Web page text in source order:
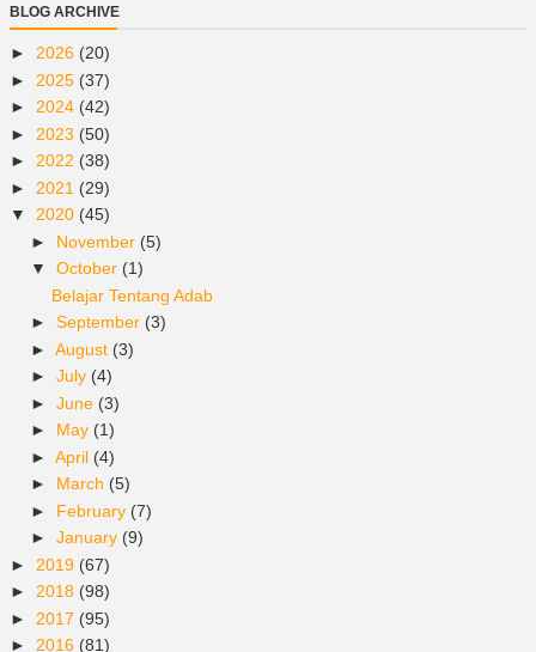
BLOG ARCHIVE
► 2026 (20)
► 2025 (37)
► 2024 (42)
► 2023 (50)
► 2022 (38)
► 2021 (29)
▼ 2020 (45)
► November (5)
▼ October (1)
Belajar Tentang Adab
► September (3)
► August (3)
► July (4)
► June (3)
► May (1)
► April (4)
► March (5)
► February (7)
► January (9)
► 2019 (67)
► 2018 (98)
► 2017 (95)
► 2016 (81)